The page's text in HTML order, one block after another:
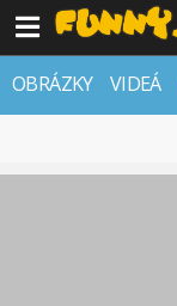
OBRÁZKY VIDEÁ